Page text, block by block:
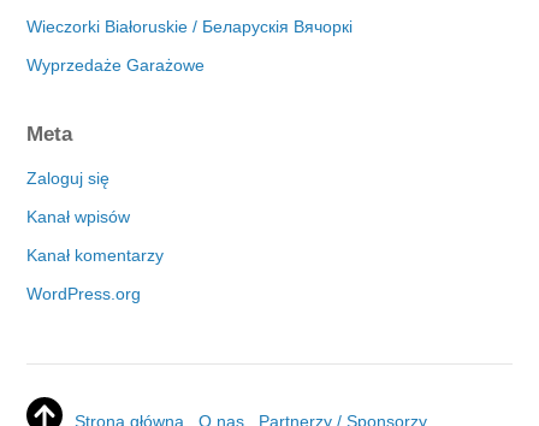
Wieczorki Białoruskie / Беларускія Вячоркі
Wyprzedaże Garażowe
Meta
Zaloguj się
Kanał wpisów
Kanał komentarzy
WordPress.org
Strona główna O nas Partnerzy / Sponsorzy